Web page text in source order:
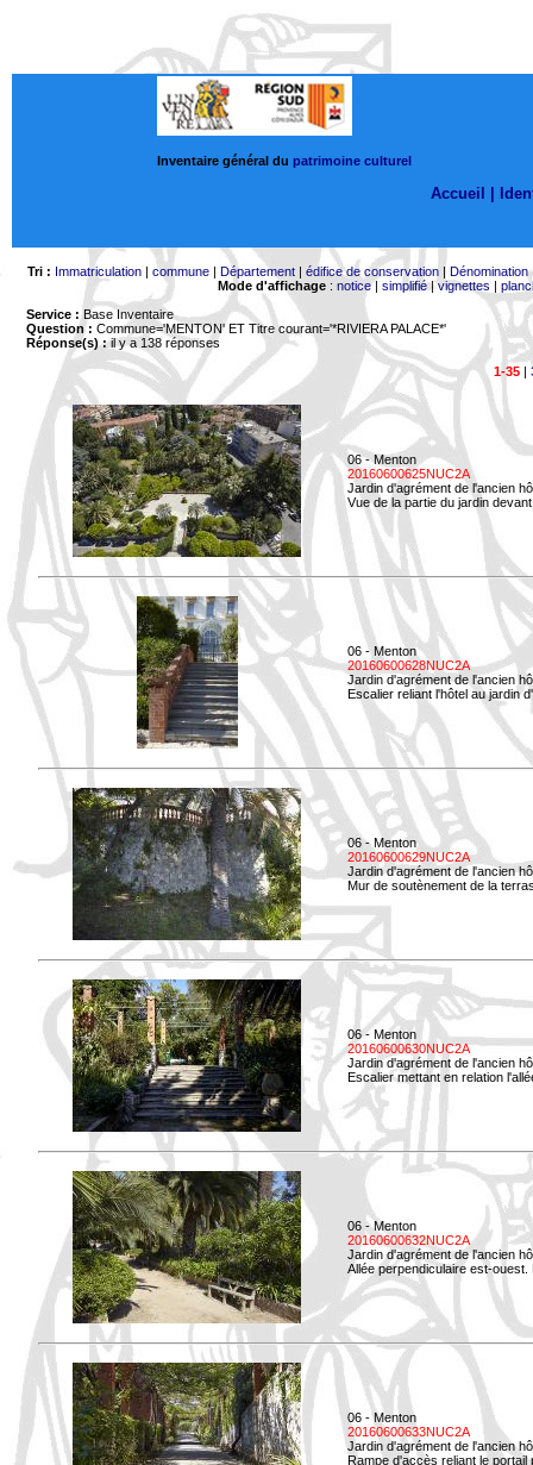
Inventaire général du patrimoine culturel
Accueil |
Tri : Immatriculation| commune| Département| édifice de conservation| Dénomination
Mode d'affichage: notice| simplifié|vignettes |
Service : Base Inventaire
Question : Commune='MENTON' ET Titre courant='*RIVIERA PALACE*'
Réponse(s) :il y a 138 réponses
1-35|
06 - Menton
20160600625NUC2A
Jardin d'agrément de l'ancien
Vue de la partie du jardin
06 - Menton
20160600628NUC2A
Jardin d'agrément de l'ancien
Escalier reliant l'hôtel au jardin
06 - Menton
20160600629NUC2A
Jardin d'agrément de l'ancien
Mur de soutènement de la
06 - Menton
20160600630NUC2A
Jardin d'agrément de l'ancien
Escalier mettant en relation
06 - Menton
20160600632NUC2A
Jardin d'agrément de l'ancien
Allée perpendiculaire est-ouest.
06 - Menton
20160600633NUC2A
Jardin d'agrément de l'ancien
Rampe d'accès reliant le portail